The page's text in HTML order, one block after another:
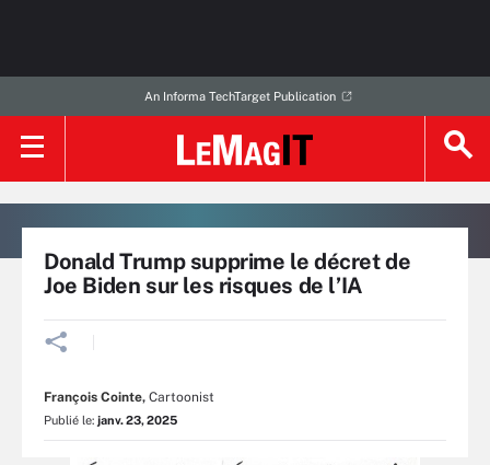
An Informa TechTarget Publication
Donald Trump supprime le décret de
Joe Biden sur les risques de l’IA
François Cointe, Cartoonist
Publié le: janv. 23, 2025